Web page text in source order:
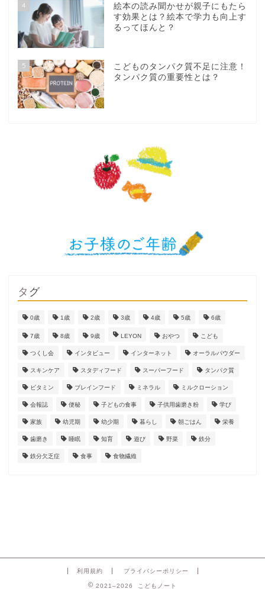
4
絵本の読み聞かせが親子にもたら
す効果とは？絵本で学力も向上す
るってほんと？
5
こどものタンパク質不足に注意！
タンパク質の重要性とは？
タグ
0歳 1歳 2歳 3歳 4歳 5歳 6歳
7歳 8歳 9歳 LEYON おやつ こども
つくし会 インタビュー インターネット オーラルパウダー
スキンケア スタディフード スーパーフード タンパク質
ビタミン ブレインフード ミネラル ミルクローション
会報誌 便秘 子どもの食事 子供用歯磨き粉 学び
家族 幼児期 幼少期 暮らし 朝ごはん 栄養
歯磨き 睡眠 知育 遊び 野菜 鉄分
鉄分欠乏症 食事 食物繊維
利用規約 プライバシーポリシー
2021–2026 こどもノート